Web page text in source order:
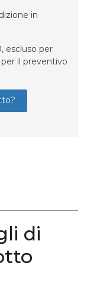
in
escluso per
il preventivo
di